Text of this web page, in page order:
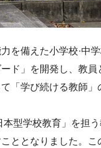
を備えた小学校·中
ド」を開発し、教員
「学び続ける教師」
型学校教育」を担
ととなりました。こ